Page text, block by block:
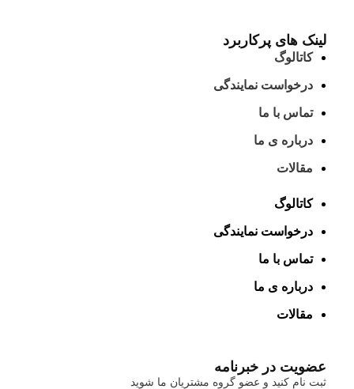
لینک های پرکاربرد
کاتالوگ
درخواست نمایندگی
تماس با ما
درباره ی ما
مقالات
کاتالوگ
درخواست نمایندگی
تماس با ما
درباره ی ما
مقالات
عضویت در خبرنامه
ثبت نام کنید و عضو گروه مشتریان ما شوید